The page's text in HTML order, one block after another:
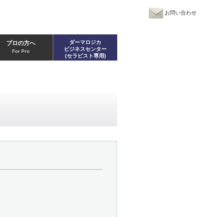
お問い合わせ
プロの方へ
For Pro
ダーマロジカ
ビジネスセンター
(セラピスト専用)